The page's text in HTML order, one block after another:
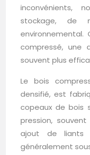
inconvénients,
stockage, de
environnemental.
compressé, une
souvent plus
Le bois
densifié, est
copeaux de bois
pression,
ajout de liants
généralement